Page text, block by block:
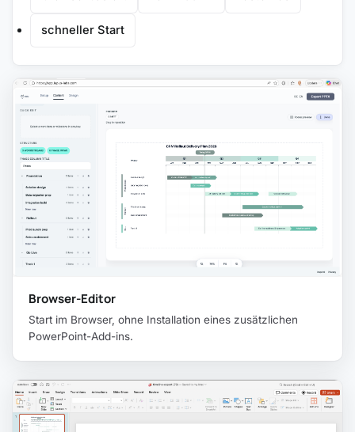
schneller Start
Browser-Editor
Start im Browser, ohne Installation eines zusätzlichen
PowerPoint-Add-ins.